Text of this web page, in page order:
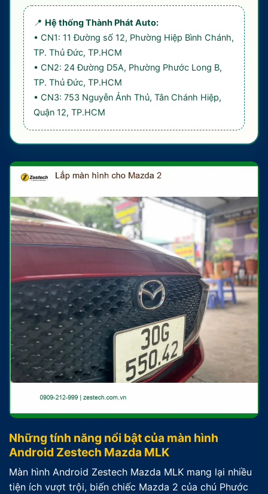
📍 Hệ thống Thành Phát Auto:
• CN1: 11 Đường số 12, Phường Hiệp Bình Chánh,
TP. Thủ Đức, TP.HCM
• CN2: 24 Đường D5A, Phường Phước Long B,
TP. Thủ Đức, TP.HCM
• CN3: 753 Nguyễn Ảnh Thủ, Tân Chánh Hiệp,
Quận 12, TP.HCM
Những tính năng nổi bật của màn hình
Android Zestech Mazda MLK
Màn hình Android Zestech Mazda MLK mang lại nhiều
tiện ích vượt trội, biến chiếc Mazda 2 của chú Phước